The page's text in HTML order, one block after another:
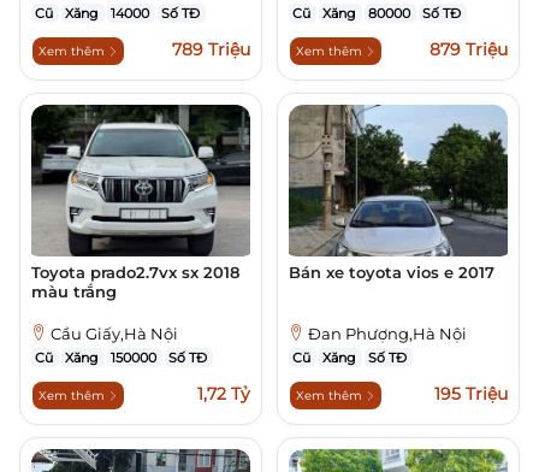
Cũ Xăng 14000 Số TĐ
Xem thêm 789 Triệu
Cũ Xăng 80000 Số TĐ
Xem thêm 879 Triệu
Toyota prado2.7vx sx 2018
màu trắng
Cầu Giấy,Hà Nội
Cũ Xăng 150000 Số TĐ
Xem thêm 1,72 Tỷ
Bán xe toyota vios e 2017
Đan Phượng,Hà Nội
Cũ Xăng Số TĐ
Xem thêm 195 Triệu